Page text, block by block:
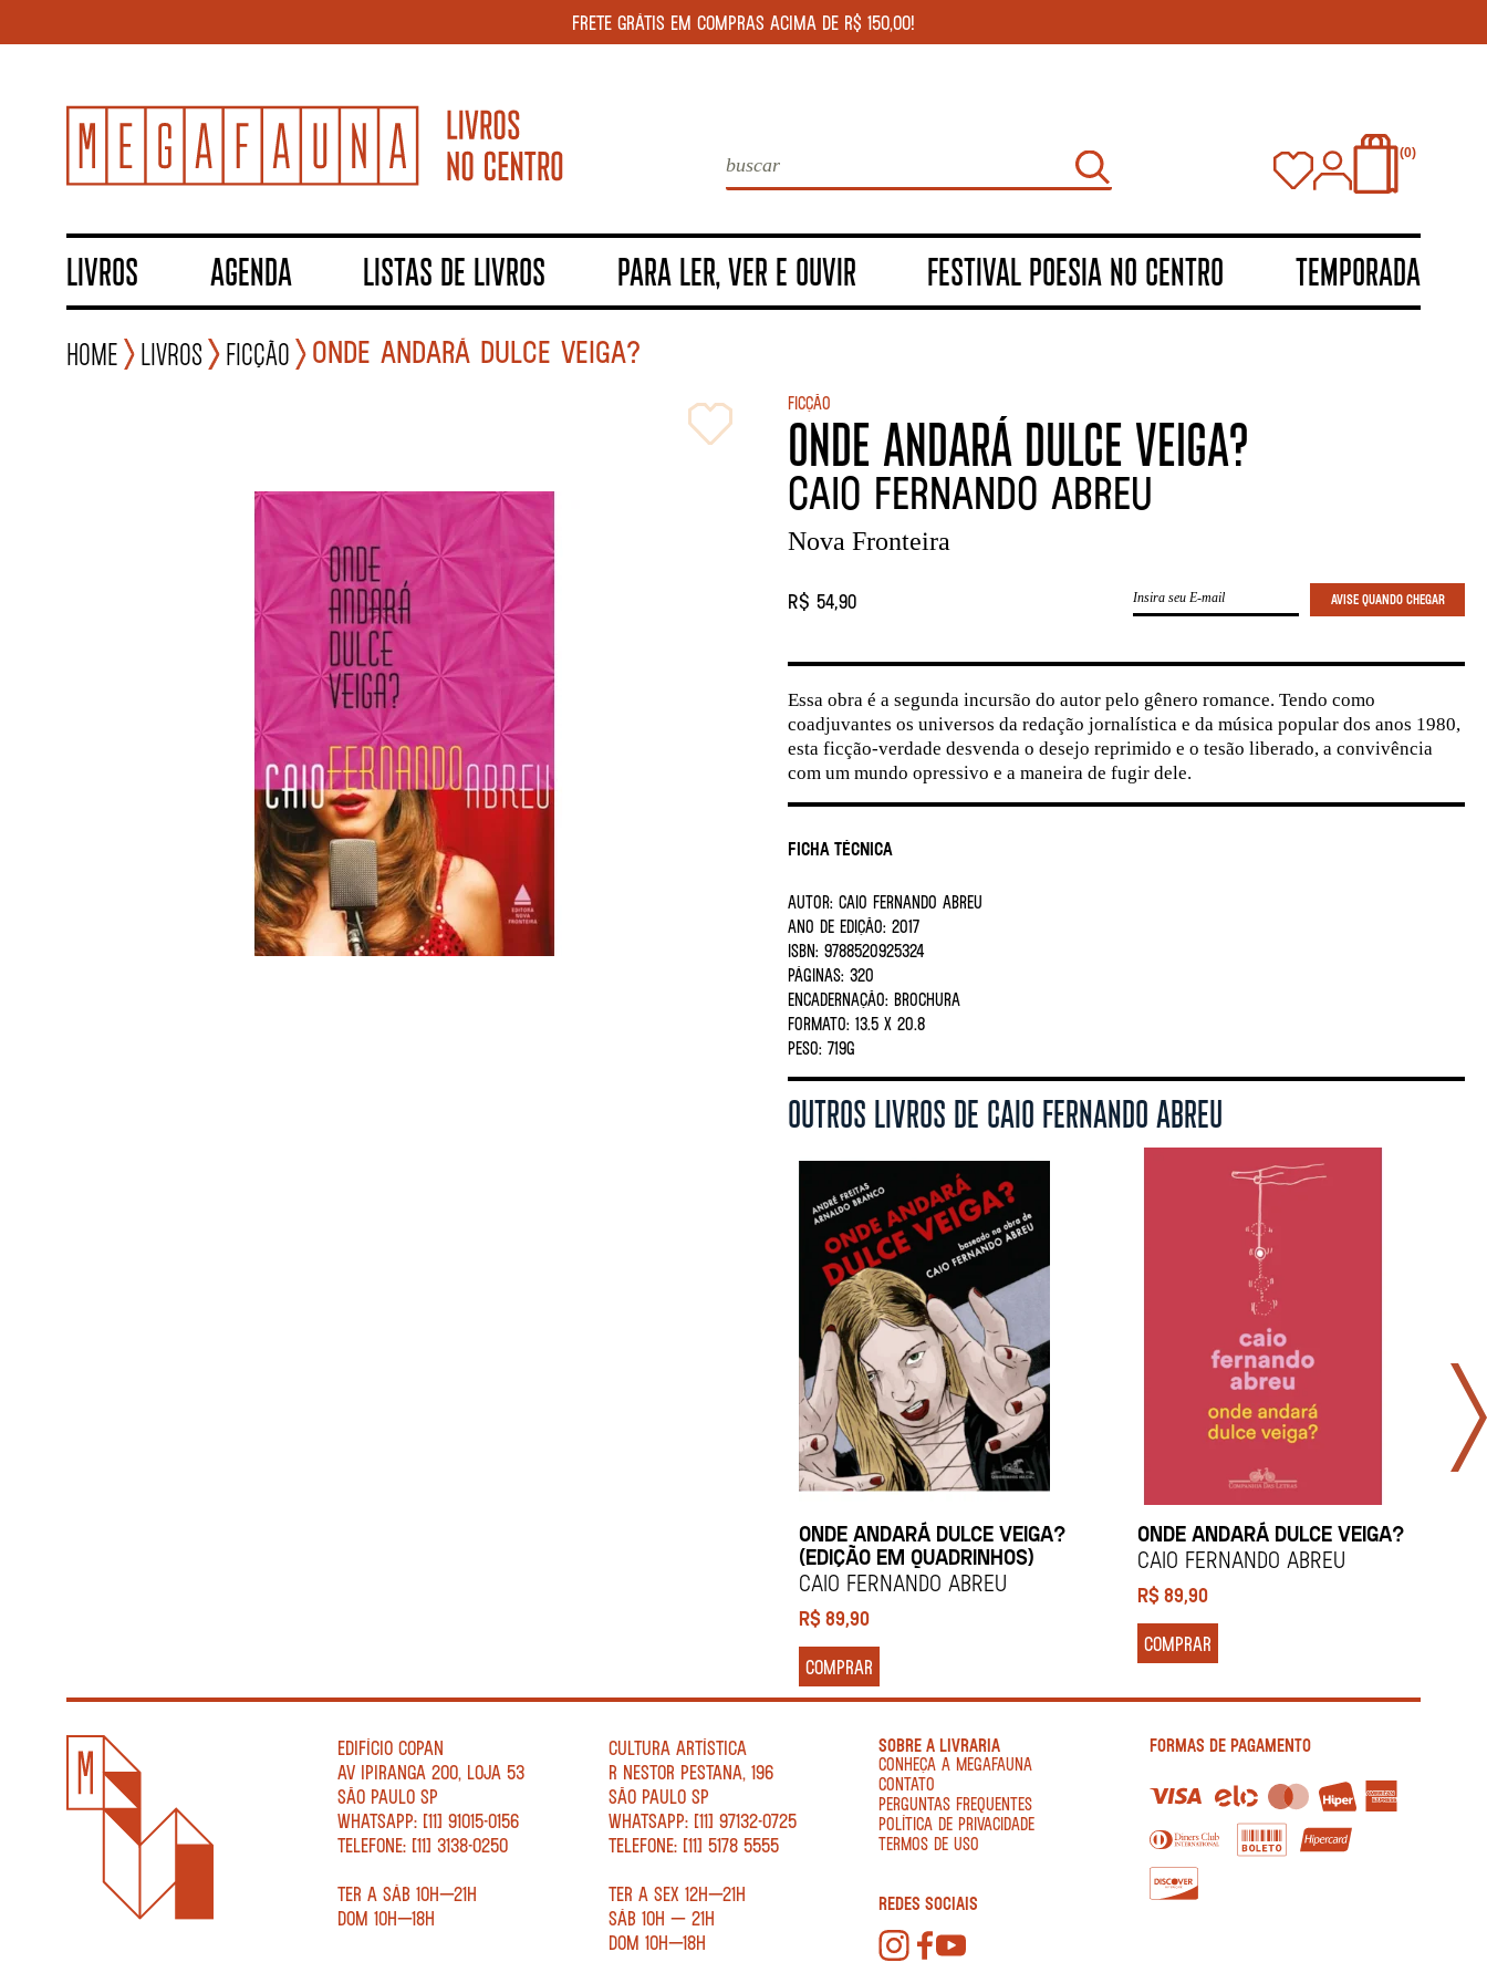
FRETE GRÁTIS EM COMPRAS ACIMA DE R$ 150,00!
0
LIVROS AGENDA LISTAS DE LIVROS PARA LER, VER E OUVIR FESTIVAL POESIA NO CENTRO TEMPORADA
Home Livros Ficção ONDE ANDARÁ DULCE VEIGA?
Ficção
ONDE ANDARÁ DULCE VEIGA?
CAIO FERNANDO ABREU
Nova Fronteira
R$ 54,90
Ficha Técnica
AUTOR: CAIO FERNANDO ABREU
ANO DE EDIÇÃO: 2017
ISBN: 9788520925324
PÁGINAS: 320
ENCADERNAÇÃO: BROCHURA
FORMATO: 13.5 X 20.8
PESO: 719G
Essa obra é a segunda incursão do autor pelo gênero romance. Tendo como
coadjuvantes os universos da redação jornalística e da música popular dos anos 1980,
esta ficção-verdade desvenda o desejo reprimido e o tesão liberado, a convivência
com um mundo opressivo e a maneira de fugir dele.
OUTROS LIVROS DE CAIO FERNANDO ABREU
ONDE ANDARÁ DULCE VEIGA?
(EDIÇÃO EM QUADRINHOS)
CAIO FERNANDO ABREU
R$89,90
COMPRAR
ONDE ANDARÁ DULCE VEIGA?
CAIO FERNANDO ABREU
R$89,90
COMPRAR
EDIFÍCIO COPAN
AV IPIRANGA 200, LOJA 53
SÃO PAULO SP
WHATSAPP: [11] 91015-0156
TELEFONE: [11] 3138-0250
TER A SÁB 10H—21H
DOM 10H—18H
CULTURA ARTÍSTICA
R NESTOR PESTANA, 196
SÃO PAULO SP
WHATSAPP: [11] 97132-0725
TELEFONE: [11] 5178 5555
TER A SEX 12H—21H
SÁB 10H — 21H
DOM 10H—18H
SOBRE A LIVRARIA
CONHEÇA A MEGAFAUNA
CONTATO
PERGUNTAS FREQUENTES
POLÍTICA DE PRIVACIDADE
TERMOS DE USO
REDES SOCIAIS
FORMAS DE PAGAMENTO